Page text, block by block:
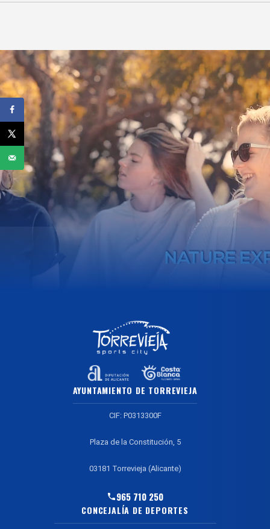
AYUNTAMIENTO DE TORREVIEJA
CIF: P0313300F
Plaza de la Constitución, 5
03181 Torrevieja (Alicante)
965 710 250
CONCEJALÍA DE DEPORTES